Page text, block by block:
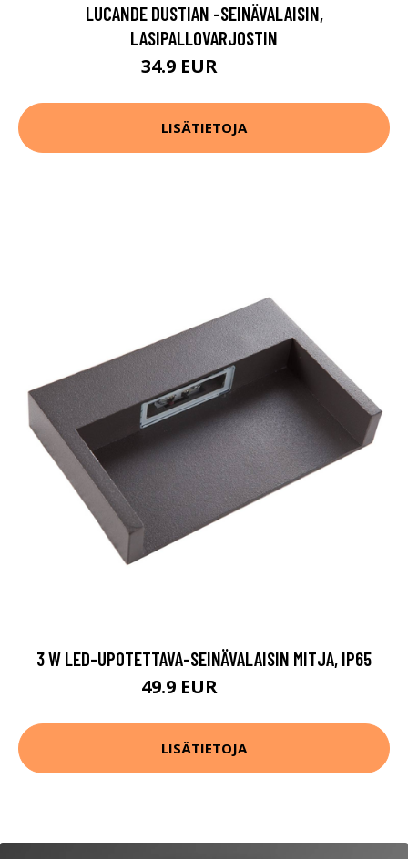
LUCANDE DUSTIAN -SEINÄVALAISIN,
LASIPALLOVARJOSTIN
34.9 EUR
LISÄTIETOJA
3 W LED-UPOTETTAVA-SEINÄVALAISIN MITJA, IP65
49.9 EUR
LISÄTIETOJA